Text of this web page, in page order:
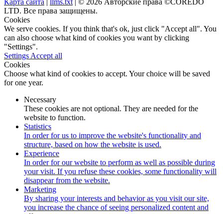
LTD. Все права защищены.
Cookies
We serve cookies. If you think that's ok, just click "Accept all". You
can also choose what kind of cookies you want by clicking
"Settings".
Settings Accept all
Cookies
Choose what kind of cookies to accept. Your choice will be saved
for one year.
Necessary
These cookies are not optional. They are needed for the
website to function.
Statistics
In order for us to improve the website's functionality and
structure, based on how the website is used.
Experience
In order for our website to perform as well as possible during
your visit. If you refuse these cookies, some functionality will
disappear from the website.
Marketing
By sharing your interests and behavior as you visit our site,
you increase the chance of seeing personalized content and